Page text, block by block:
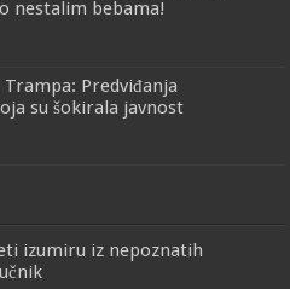
nestalim bebama!
Trampa: Predviđanja
su šokirala javnost
izumiru iz nepoznatih